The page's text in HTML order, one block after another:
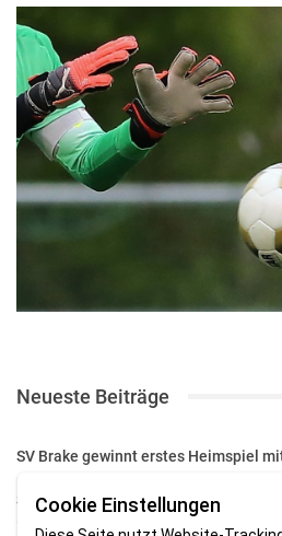
Neueste Beiträge
SV Brake gewinnt erstes Heimspiel
SV Brake feiert 5:2-Auftaktsieg beim
Cookie Einstellungen